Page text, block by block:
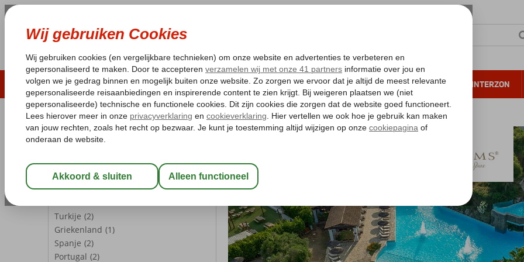
LAST MINUTE ZOMER 2026 ZONVAKANTIE VERRE REIZEN ALL INCLUSIVE WINTERZON
Pakketgarantie Laagsteprijsgarantie* Gratis annuleren*
REISGEZELSCHAP
Wijzig Reisgezelschap
Turkije (2)
Griekenland (1)
Spanje (2)
Portugal (2)